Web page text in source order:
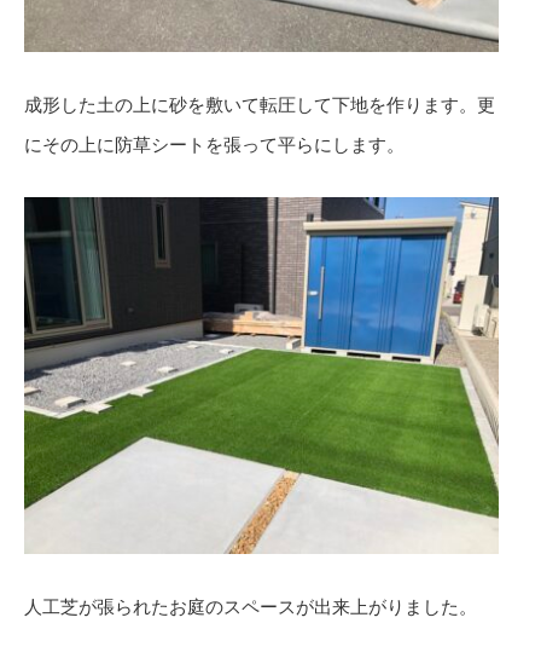
成形した土の上に砂を敷いて転圧して下地を作ります。更
にその上に防草シートを張って平らにします。
人工芝が張られたお庭のスペースが出来上がりました。